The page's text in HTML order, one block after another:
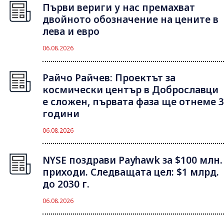
Първи вериги у нас премахват
двойното обозначение на цените в
лева и евро
06.08.2026
Райчо Райчев: Проектът за
космически център в Доброславци
е сложен, първата фаза ще отнеме 3
години
06.08.2026
NYSE поздрави Payhawk за $100 млн.
приходи. Следващата цел: $1 млрд.
до 2030 г.
06.08.2026